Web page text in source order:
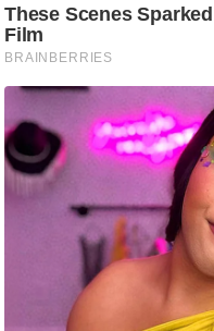
g
N
e
w
s
ला
इ